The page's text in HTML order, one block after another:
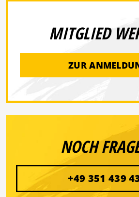
MITGLIED
ZUR
NOCH
+49 351 439